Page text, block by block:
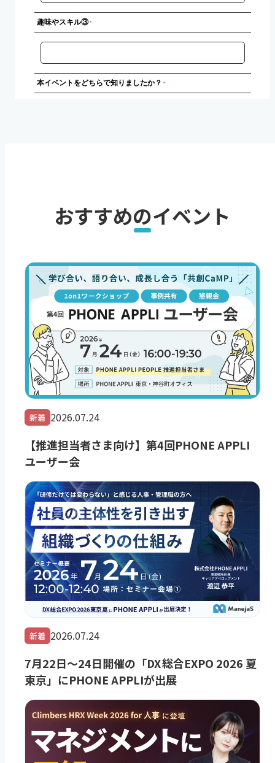
おすすめのイベント
新着 2026.07.24
【推進担当者さま向け】第4回PHONE APPLI
ユーザー会
新着 2026.07.24
7月22日～24日開催の「DX 総合EXPO 2026 夏
東京」にPHONE APPLIが出展